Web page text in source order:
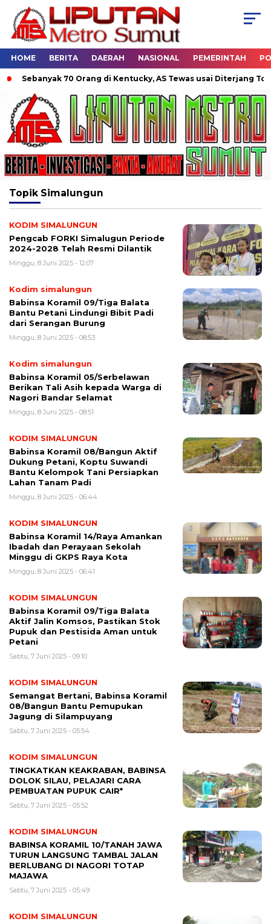
HOME BERITA DAERAH NASIONAL PEMERINTAH
Sebanyak 70 Orang di Kentucky, AS Tewas usai Diterjang
Topik Simalungun
KODIM SIMALUNGUN
Pengcab FORKI Simalugun Periode
2024-2028 Telah Resmi Dilantik
Minggu, 8 Juni 2025 - 12:07
Kodim simalungun
Babinsa Koramil 09/Tiga Balata
Bantu Petani Lindungi Bibit Padi
dari Serangan Burung
Minggu, 8 Juni 2025 - 08:53
Kodim simalungun
Babinsa Koramil 05/Serbelawan
Berikan Tali Asih kepada Warga di
Nagori Bandar Selamat
Minggu, 8 Juni 2025 - 08:51
KODIM SIMALUNGUN
Babinsa Koramil 08/Bangun Aktif
Dukung Petani, Koptu Suwandi
Bantu Kelompok Tani Persiapkan
Lahan Tanam Padi
Minggu, 8 Juni 2025 - 06:44
KODIM SIMALUNGUN
Babinsa Koramil 14/Raya Amankan
Ibadah dan Perayaan Sekolah
Minggu di GKPS Raya Kota
Minggu, 8 Juni 2025 - 06:41
KODIM SIMALUNGUN
Babinsa Koramil 09/Tiga Balata
Aktif Jalin Komsos, Pastikan Stok
Pupuk dan Pestisida Aman untuk
Petani
Sabtu, 7 Juni 2025 - 09:10
KODIM SIMALUNGUN
Semangat Bertani, Babinsa Koramil
08/Bangun Bantu Pemupukan
Jagung di Silampuyang
Sabtu, 7 Juni 2025 - 05:54
KODIM SIMALUNGUN
TINGKATKAN KEAKRABAN, BABINSA
DOLOK SILAU, PELAJARI CARA
PEMBUATAN PUPUK CAIR*
Sabtu, 7 Juni 2025 - 05:52
KODIM SIMALUNGUN
BABINSA KORAMIL 10/TANAH JAWA
TURUN LANGSUNG TAMBAL JALAN
BERLUBANG DI NAGORI TOTAP
MAJAWA
Sabtu, 7 Juni 2025 - 05:49
KODIM SIMALUNGUN